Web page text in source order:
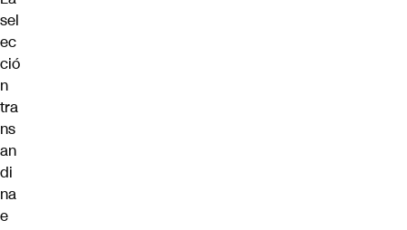
sel
ec
ció
n
tra
ns
an
di
na
e